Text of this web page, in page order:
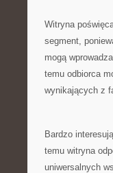
Witryna
segment,
mogą
temu odbiorca
wynikających z
Bardzo
temu witryna
uniwersalnych